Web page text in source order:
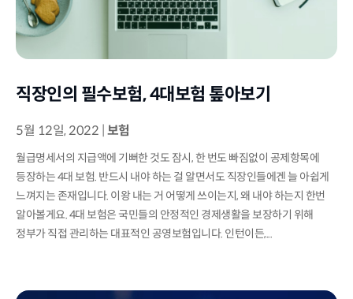
직장인의 필수보험, 4대보험 톺아보기
5월 12일, 2022 |보험
월급명세서의 지급액에 기뻐한 것도 잠시, 한 번도 빠짐없이 공제항목에
등장하는 4대 보험. 반드시 내야 하는 걸 알면서도 직장인들에겐 늘 아쉽게
느껴지는 존재입니다. 이왕 내는 거 어떻게 쓰이는지, 왜 내야 하는지 한번
알아볼게요. 4대 보험은 국민들의 안정적인 경제생활을 보장하기 위해
정부가 직접 관리하는 대표적인 공영보험입니다. 인턴이든,...